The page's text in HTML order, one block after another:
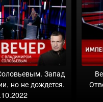
Запад
но не дождется.